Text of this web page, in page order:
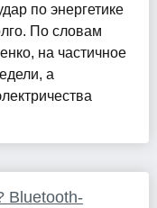
по энергетике
По словам
на частичное
а
Bluetooth-